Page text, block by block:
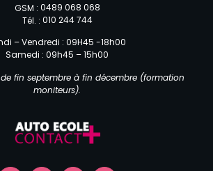
GSM : 0489 068 068
Tél. : 010 244 744
– Vendredi : 09H45 -18h00
Samedi : 09h45 – 15h00
fin septembre à fin décembre (formation
moniteurs).